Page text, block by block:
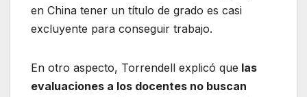
en China tener un título de grado es casi
excluyente para conseguir trabajo.
En otro aspecto, Torrendell explicó que las
evaluaciones a los docentes no buscan